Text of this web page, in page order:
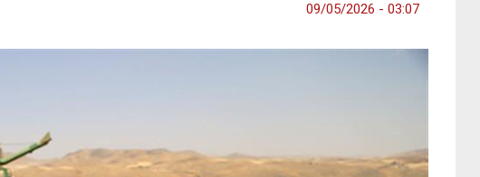
03:07 - 09/05/2026